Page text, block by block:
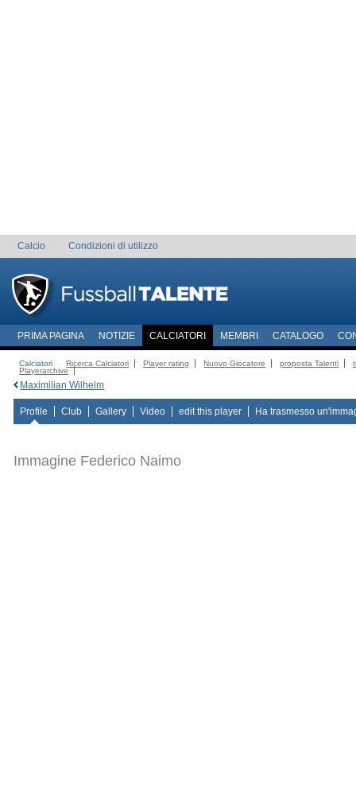
Calcio Condizioni di utilizzo
PRIMA PAGINA NOTIZIE CALCIATORI MEMBRI CATALOGO
Calciatori Ricerca Calciatori Player rating Nuovo Giocatore proposta Talenti
Playerarchive
Maximilian Wilhelm
Profile Club Gallery Video edit this player Ha trasmesso
Immagine Federico Naimo